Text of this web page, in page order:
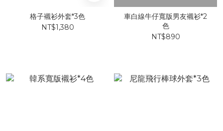
格子襯衫外套*3色
NT$1,380
車白線牛仔寬版男友襯衫*2
色
NT$890